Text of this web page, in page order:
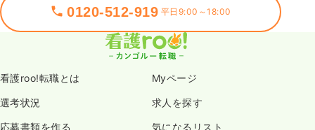
0120-512-919 平日9:00～18:00
看護roo!転職とは Myページ
選考状況 求人を探す
応募書類を作る 気になるリスト